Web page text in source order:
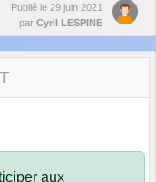
Publié le 29 juin 2021
par Cyril LESPINE
aux